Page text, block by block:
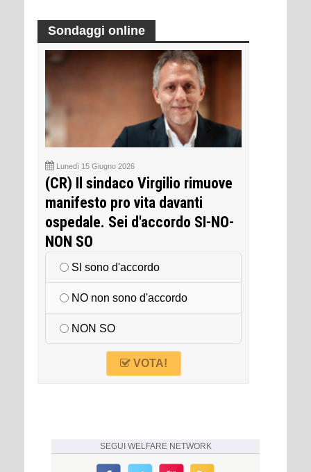
Sondaggi online
Lunedì 15 Giugno 2026
(CR) Il sindaco Virgilio rimuove
manifesto pro vita davanti
ospedale. Sei d'accordo SI-NO-
NON SO
SI sono d'accordo
NO non sono d'accordo
NON SO
VOTA!
SEGUI WELFARE NETWORK